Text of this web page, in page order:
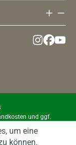
und ggf.
um eine
können.